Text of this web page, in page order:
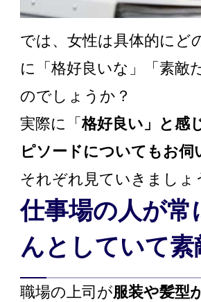
では、女性は具体的にど
に「格好良いな」「素敵
のでしょうか？
実際に「格好良い」と感
ピソードについてもお伺
それぞれ見ていきましょ
仕事場の人が常
んとしていて素
職場の上司が服装や髪型